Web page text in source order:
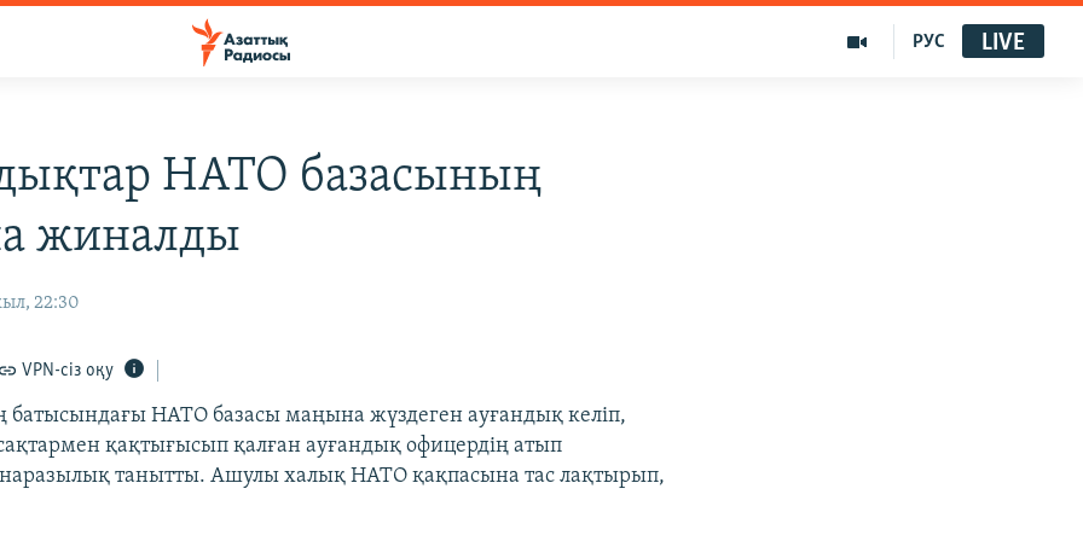
РУС LIVE
НАТО базасының
жиналды
22:30
VPN-сіз оқу
батысындағы НАТО базасы маңына жүздеген ауғандық келіп,
қақтығысып қалған ауғандық офицердің атып
наразылық танытты. Ашулы халық НАТО қақпасына тас лақтырып,